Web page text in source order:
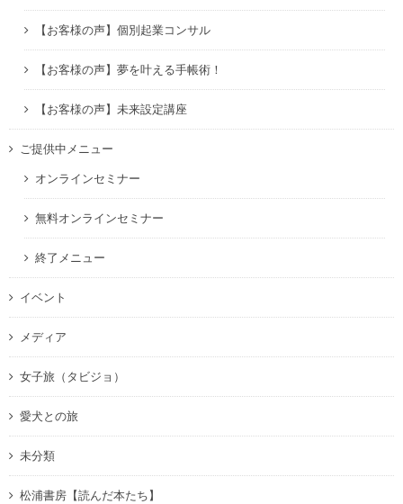
【お客様の声】個別起業コンサル
【お客様の声】夢を叶える手帳術！
【お客様の声】未来設定講座
ご提供中メニュー
オンラインセミナー
無料オンラインセミナー
終了メニュー
イベント
メディア
女子旅（タビジョ）
愛犬との旅
未分類
松浦書房【読んだ本たち】